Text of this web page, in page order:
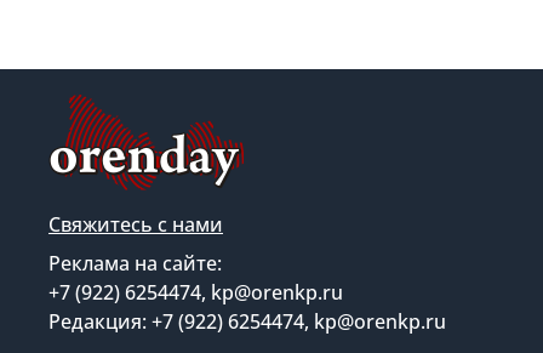
Свяжитесь с нами
Реклама на сайте:
+7 (922) 6254474, kp@orenkp.ru
Редакция: +7 (922) 6254474, kp@orenkp.ru